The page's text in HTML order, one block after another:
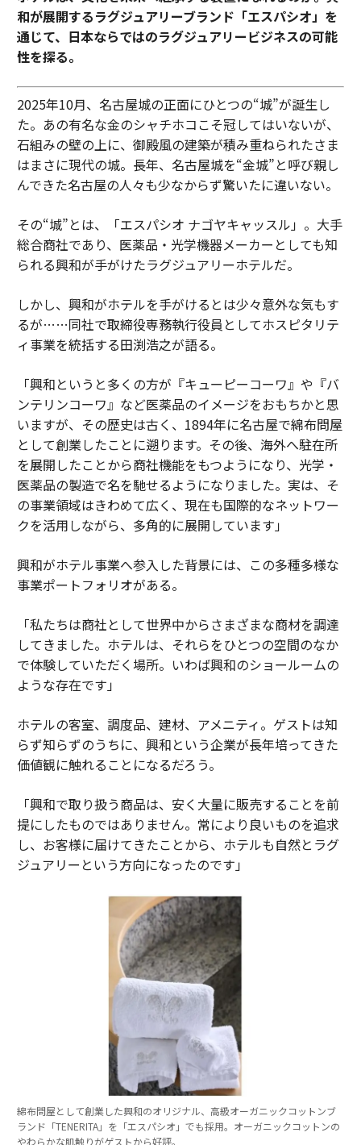
和が展開するラグジュアリーブランド「エスパシオ」を
通じて、日本ならではのラグジュアリービジネスの可能
性を探る。
2025年10月、名古屋城の正面にひとつの“城”が誕生し
た。あの有名な金のシャチホコこそ冠してはいないが、
石組みの壁の上に、御殿風の建築が積み重ねられたさま
はまさに現代の城。長年、名古屋城を“金城”と呼び親し
んできた名古屋の人々も少なからず驚いたに違いない。
その“城”とは、「エスパシオ ナゴヤキャッスル」。大手
総合商社であり、医薬品・光学機器メーカーとしても知
られる興和が手がけたラグジュアリーホテルだ。
しかし、興和がホテルを手がけるとは少々意外な気もす
るが……同社で取締役専務執行役員としてホスピタリテ
ィ事業を統括する田渕浩之が語る。
「興和というと多くの方が『キューピーコーワ』や『バ
ンテリンコーワ』など医薬品のイメージをおもちかと思
いますが、その歴史は古く、1894年に名古屋で綿布問屋
として創業したことに遡ります。その後、海外へ駐在所
を展開したことから商社機能をもつようになり、光学・
医薬品の製造で名を馳せるようになりました。実は、そ
の事業領域はきわめて広く、現在も国際的なネットワー
クを活用しながら、多角的に展開しています」
興和がホテル事業へ参入した背景には、この多種多様な
事業ポートフォリオがある。
「私たちは商社として世界中からさまざまな商材を調達
してきました。ホテルは、それらをひとつの空間のなか
で体験していただく場所。いわば興和のショールームの
ような存在です」
ホテルの客室、調度品、建材、アメニティ。ゲストは知
らず知らずのうちに、興和という企業が長年培ってきた
価値観に触れることになるだろう。
「興和で取り扱う商品は、安く大量に販売することを前
提にしたものではありません。常により良いものを追求
し、お客様に届けてきたことから、ホテルも自然とラグ
ジュアリーという方向になったのです」
綿布問屋として創業した興和のオリジナル、高級オーガニックコットンブ
ランド「TENERITA」を「エスパシオ」でも採用。オーガニックコットンの
やわらかな肌触りがゲストから好評。